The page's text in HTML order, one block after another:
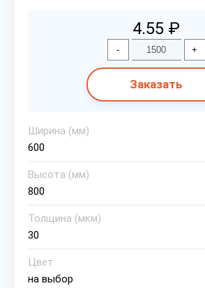
4.55 ₽
- +
Заказать
Ширина (мм)
600
Высота (мм)
800
Толщина (мкм)
30
Цвет
на выбор